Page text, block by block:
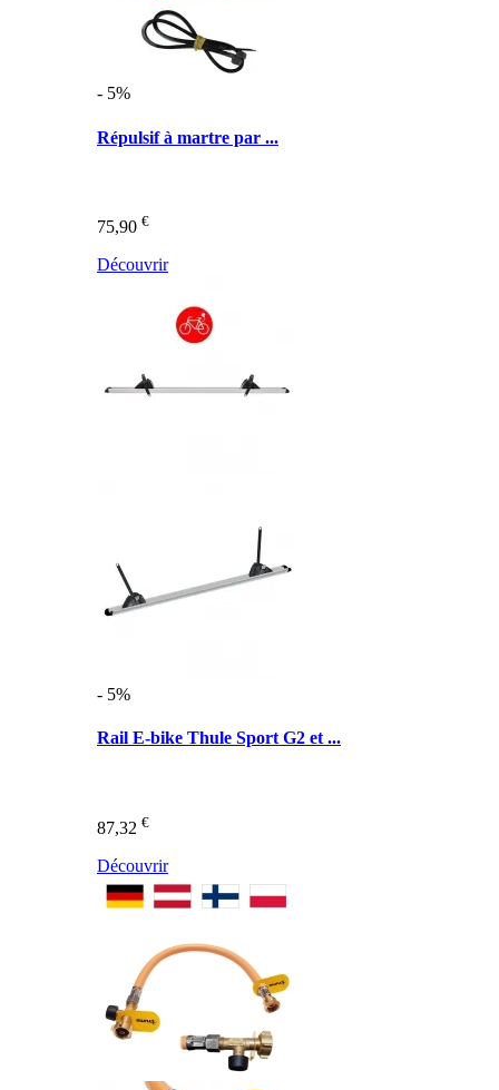
- 5%
Répulsif à martre par ...
75,90 €
Découvrir
- 5%
Rail E-bike Thule Sport G2 et ...
87,32 €
Découvrir